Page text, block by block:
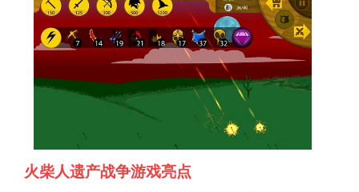
火柴人遗产战争游戏亮点